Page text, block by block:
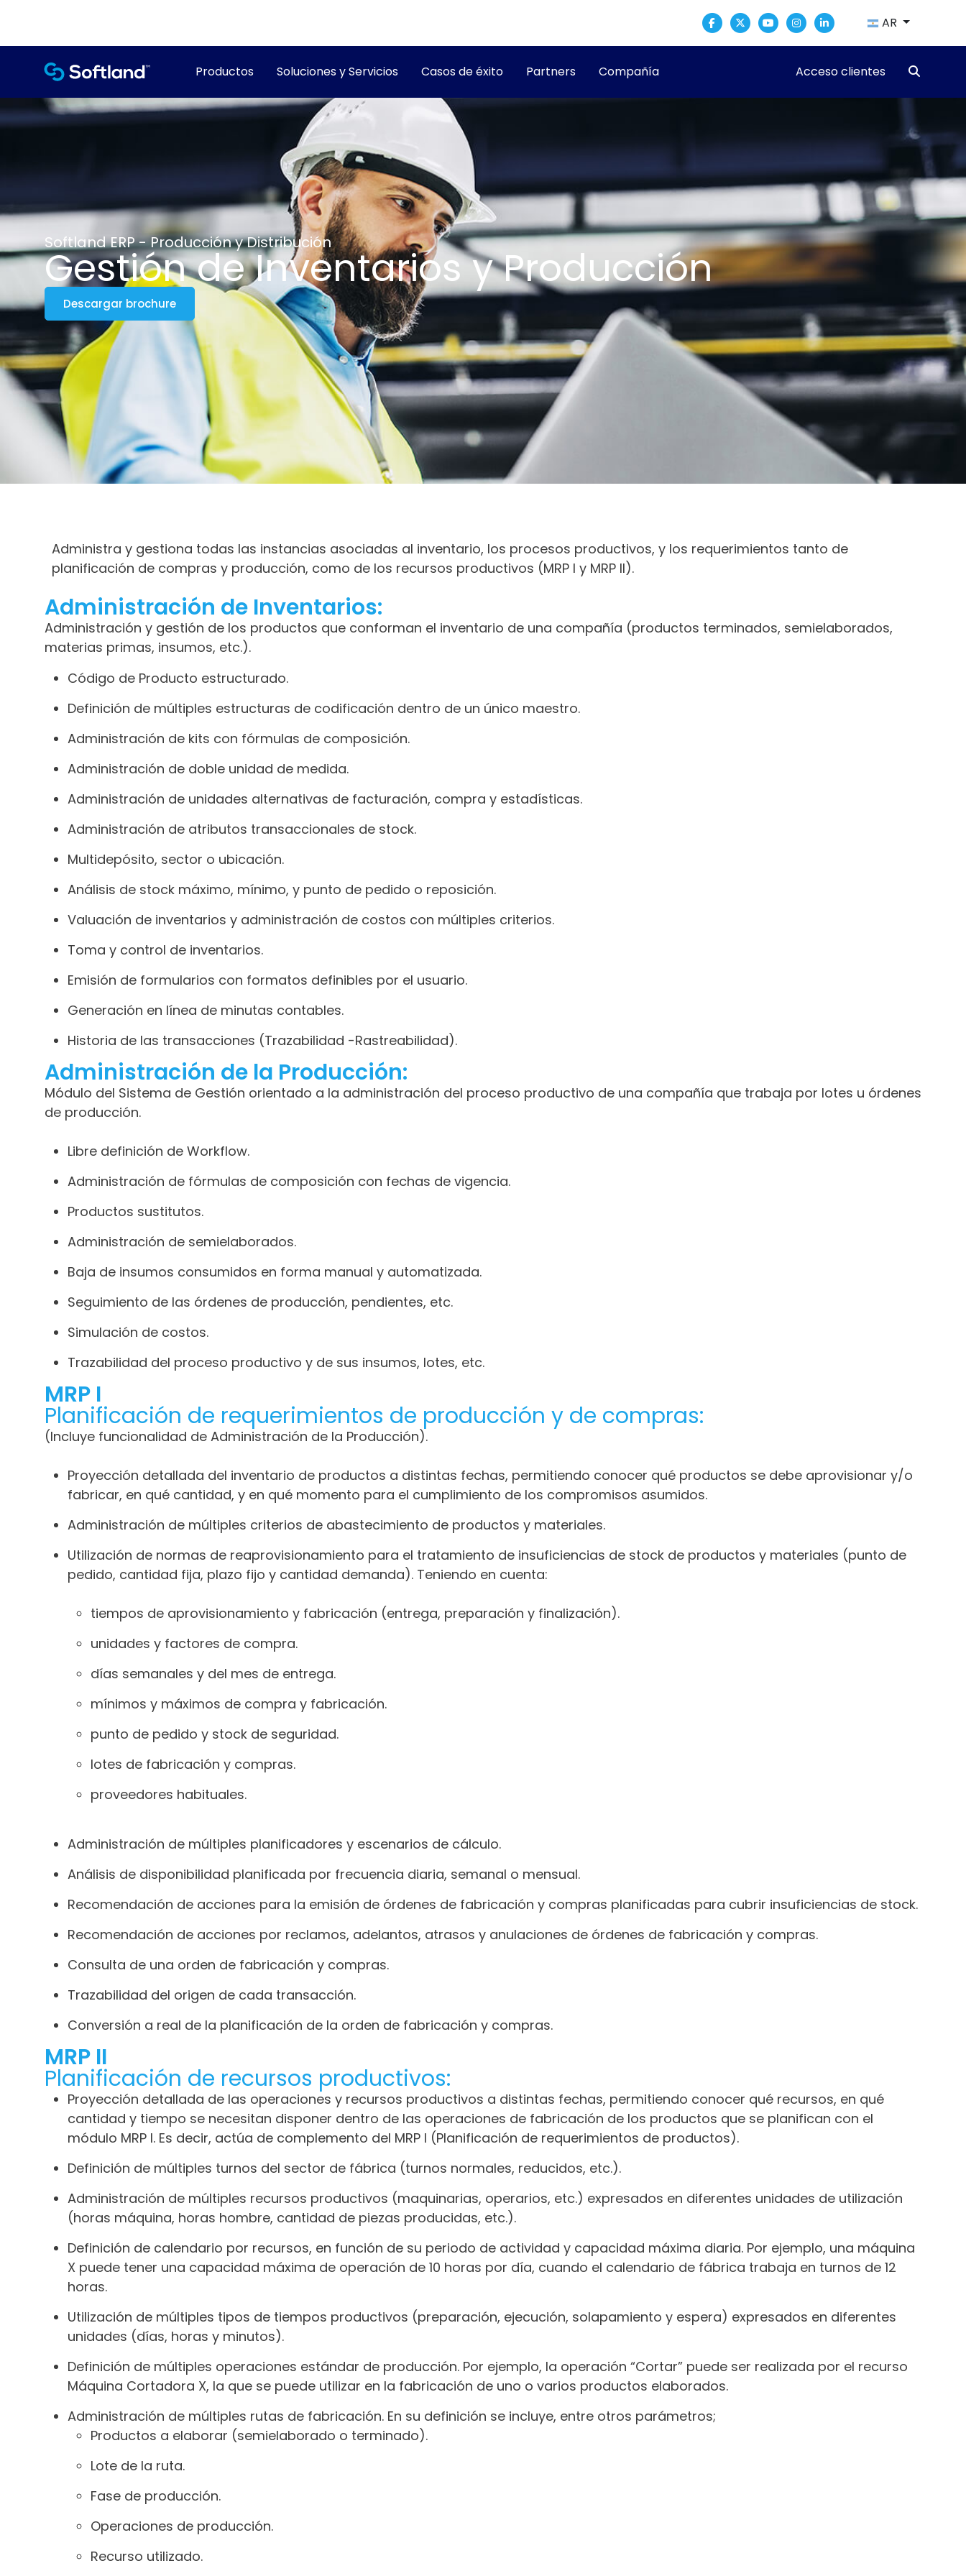
AR
Productos Soluciones y Servicios Casos de éxito Partners Compañía Acceso clientes
Softland ERP - Producción y Distribución
Gestión de Inventarios y Producción
Descargar brochure
Administra y gestiona todas las instancias asociadas al inventario, los procesos productivos, y los requerimientos tanto de
planificación de compras y producción, como de los recursos productivos (MRP I y MRP II).
Administración de Inventarios:
Administración y gestión de los productos que conforman el inventario de una compañía (productos terminados, semielaborados,
materias primas, insumos, etc.).
Código de Producto estructurado.
Definición de múltiples estructuras de codificación dentro de un único maestro.
Administración de kits con fórmulas de composición.
Administración de doble unidad de medida.
Administración de unidades alternativas de facturación, compra y estadísticas.
Administración de atributos transaccionales de stock.
Multidepósito, sector o ubicación.
Análisis de stock máximo, mínimo, y punto de pedido o reposición.
Valuación de inventarios y administración de costos con múltiples criterios.
Toma y control de inventarios.
Emisión de formularios con formatos definibles por el usuario.
Generación en línea de minutas contables.
Historia de las transacciones (Trazabilidad -Rastreabilidad).
Administración de la Producción:
Módulo del Sistema de Gestión orientado a la administración del proceso productivo de una compañía que trabaja por lotes u órdenes
de producción.
Libre definición de Workflow.
Administración de fórmulas de composición con fechas de vigencia.
Productos sustitutos.
Administración de semielaborados.
Baja de insumos consumidos en forma manual y automatizada.
Seguimiento de las órdenes de producción, pendientes, etc.
Simulación de costos.
Trazabilidad del proceso productivo y de sus insumos, lotes, etc.
MRP I
Planificación de requerimientos de producción y de compras:
(Incluye funcionalidad de Administración de la Producción).
Proyección detallada del inventario de productos a distintas fechas, permitiendo conocer qué productos se debe aprovisionar y/o
fabricar, en qué cantidad, y en qué momento para el cumplimiento de los compromisos asumidos.
Administración de múltiples criterios de abastecimiento de productos y materiales.
Utilización de normas de reaprovisionamiento para el tratamiento de insuficiencias de stock de productos y materiales (punto de
pedido, cantidad fija, plazo fijo y cantidad demanda). Teniendo en cuenta:
tiempos de aprovisionamiento y fabricación (entrega, preparación y finalización).
unidades y factores de compra.
días semanales y del mes de entrega.
mínimos y máximos de compra y fabricación.
punto de pedido y stock de seguridad.
lotes de fabricación y compras.
proveedores habituales.
Administración de múltiples planificadores y escenarios de cálculo.
Análisis de disponibilidad planificada por frecuencia diaria, semanal o mensual.
Recomendación de acciones para la emisión de órdenes de fabricación y compras planificadas para cubrir insuficiencias de stock.
Recomendación de acciones por reclamos, adelantos, atrasos y anulaciones de órdenes de fabricación y compras.
Consulta de una orden de fabricación y compras.
Trazabilidad del origen de cada transacción.
Conversión a real de la planificación de la orden de fabricación y compras.
MRP II
Planificación de recursos productivos:
Proyección detallada de las operaciones y recursos productivos a distintas fechas, permitiendo conocer qué recursos, en qué
cantidad y tiempo se necesitan disponer dentro de las operaciones de fabricación de los productos que se planifican con el
módulo MRP I. Es decir, actúa de complemento del MRP I (Planificación de requerimientos de productos).
Definición de múltiples turnos del sector de fábrica (turnos normales, reducidos, etc.).
Administración de múltiples recursos productivos (maquinarias, operarios, etc.) expresados en diferentes unidades de utilización
(horas máquina, horas hombre, cantidad de piezas producidas, etc.).
Definición de calendario por recursos, en función de su periodo de actividad y capacidad máxima diaria. Por ejemplo, una máquina
X puede tener una capacidad máxima de operación de 10 horas por día, cuando el calendario de fábrica trabaja en turnos de 12
horas.
Utilización de múltiples tipos de tiempos productivos (preparación, ejecución, solapamiento y espera) expresados en diferentes
unidades (días, horas y minutos).
Definición de múltiples operaciones estándar de producción. Por ejemplo, la operación “Cortar” puede ser realizada por el recurso
Máquina Cortadora X, la que se puede utilizar en la fabricación de uno o varios productos elaborados.
Administración de múltiples rutas de fabricación. En su definición se incluye, entre otros parámetros;
Productos a elaborar (semielaborado o terminado).
Lote de la ruta.
Fase de producción.
Operaciones de producción.
Recurso utilizado.